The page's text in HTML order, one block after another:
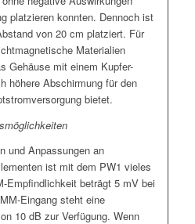
platzieren konnten. Dennoch ist
von 20 cm platziert. Für
Materialien
Gehäuse mit einem Kupfer-
höhere Abschirmung für den
bietet.
und Anpassungen an
ist mit dem PW1 vieles
Empfindlichkeit beträgt 5 mV bei
Eingang steht eine
10 dB zur Verfügung. Wenn